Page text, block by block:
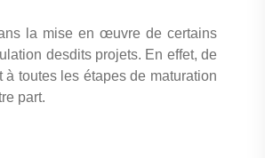
la mise en œuvre de certains
desdits projets. En effet, de
toutes les étapes de maturation
part.